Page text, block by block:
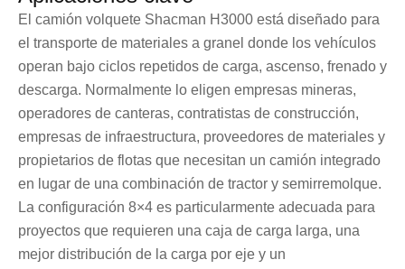
El camión volquete Shacman H3000 está diseñado para
el transporte de materiales a granel donde los vehículos
operan bajo ciclos repetidos de carga, ascenso, frenado y
descarga. Normalmente lo eligen empresas mineras,
operadores de canteras, contratistas de construcción,
empresas de infraestructura, proveedores de materiales y
propietarios de flotas que necesitan un camión integrado
en lugar de una combinación de tractor y semirremolque.
La configuración 8×4 es particularmente adecuada para
proyectos que requieren una caja de carga larga, una
mejor distribución de la carga por eje y un